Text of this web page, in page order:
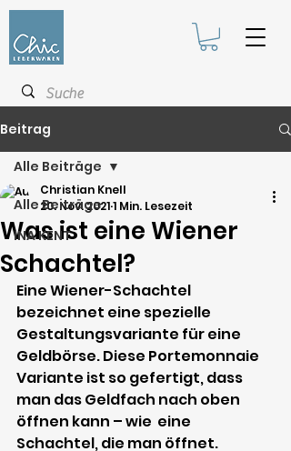
Beitrag
Alle Beiträge
INA KENT
Alle Beiträge
Was ist eine Wiener
Schachtel?
Christian Knell
20. Nov. 20211 Min. Lesezeit
Eine Wiener-Schachtel
bezeichnet eine spezielle
Gestaltungsvariante für eine
Geldbörse. Diese Portemonnaie
Variante ist so gefertigt, dass
man das Geldfach nach oben
öffnen kann – wie  eine
Schachtel, die man öffnet.